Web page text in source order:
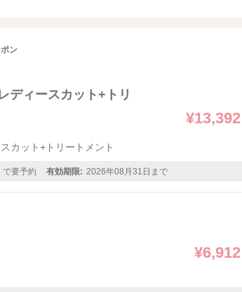
ン
ディースカット+トリ
カット+トリートメント
¥13,392
で要予約 有効期限: 2026年08月31日まで
¥6,912